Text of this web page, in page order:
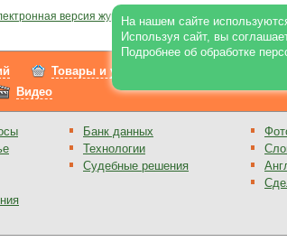
На нашем сайте
Используя сайт, вы
Подробнее об обработке
версия журнала |Отзывы|Реклама на
Товары и услуги
Видео
Банк данных
Технологии
Судебные решения